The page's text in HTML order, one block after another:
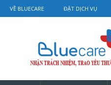
VỀ BLUECARE ĐẶT DỊCH VỤ